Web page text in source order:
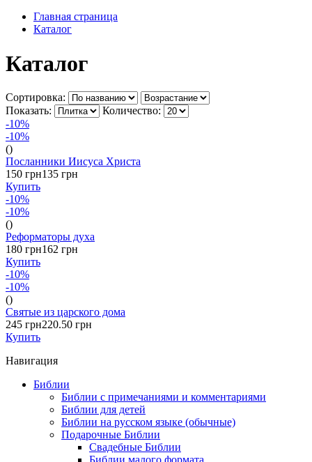
Главная страница
Каталог
Каталог
Сортировка:
Показать:
Количество:
-10%
-10%
()
Посланники Иисуса Христа
150 грн135 грн
Купить
-10%
-10%
()
Реформаторы духа
180 грн162 грн
Купить
-10%
-10%
()
Святые из царского дома
245 грн220.50 грн
Купить
Навигация
Библии
Библии с примечаниями и комментариями
Библии для детей
Библии на русском языке (обычные)
Подарочные Библии
Свадебные Библии